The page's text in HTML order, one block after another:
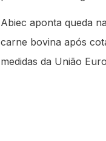
Abiec aponta queda
carne bovina após
medidas da União